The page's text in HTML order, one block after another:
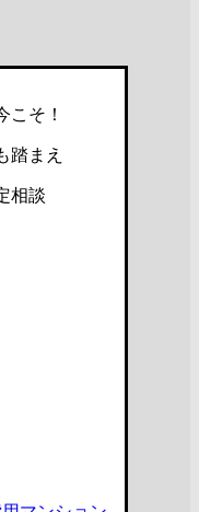
こそ！
踏まえ
相談